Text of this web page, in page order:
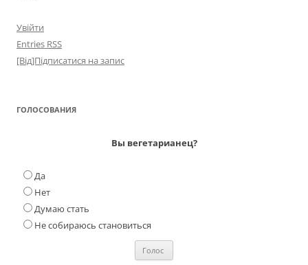
Увійти
Entries RSS
[Від]Підписатися на запис
ГОЛОСОВАНИЯ
Вы вегетарианец?
Да
Нет
Думаю стать
Не собираюсь становиться